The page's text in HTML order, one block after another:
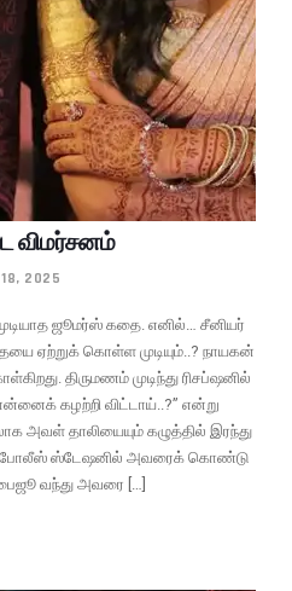
விமர்சனம்
18, 2025
ஜூமர்ஸ் கதை. எனில்… சீனியர்
ஏற்றுக் கொள்ள முடியும்..? நாயகன்
திருமணம் முடிந்து ரிசப்ஷனில்
கழற்றி விட்டாய்..?” என்று
அவள் தாலியையும் கழுத்தில் இரந்து
போலீஸ் ஸ்டேஷனில் அவரைக் கொண்டு
வந்து அவரை […]